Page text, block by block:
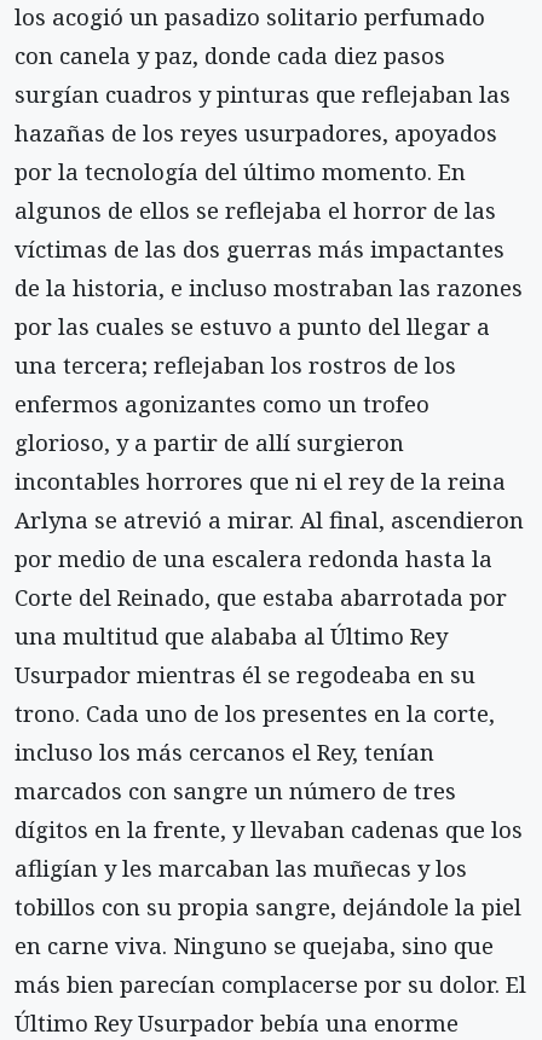
los acogió un pasadizo solitario perfumado
con canela y paz, donde cada diez pasos
surgían cuadros y pinturas que reflejaban las
hazañas de los reyes usurpadores, apoyados
por la tecnología del último momento. En
algunos de ellos se reflejaba el horror de las
víctimas de las dos guerras más impactantes
de la historia, e incluso mostraban las razones
por las cuales se estuvo a punto del llegar a
una tercera; reflejaban los rostros de los
enfermos agonizantes como un trofeo
glorioso, y a partir de allí surgieron
incontables horrores que ni el rey de la reina
Arlyna se atrevió a mirar. Al final, ascendieron
por medio de una escalera redonda hasta la
Corte del Reinado, que estaba abarrotada por
una multitud que alababa al Último Rey
Usurpador mientras él se regodeaba en su
trono. Cada uno de los presentes en la corte,
incluso los más cercanos el Rey, tenían
marcados con sangre un número de tres
dígitos en la frente, y llevaban cadenas que los
afligían y les marcaban las muñecas y los
tobillos con su propia sangre, dejándole la piel
en carne viva. Ninguno se quejaba, sino que
más bien parecían complacerse por su dolor. El
Último Rey Usurpador bebía una enorme